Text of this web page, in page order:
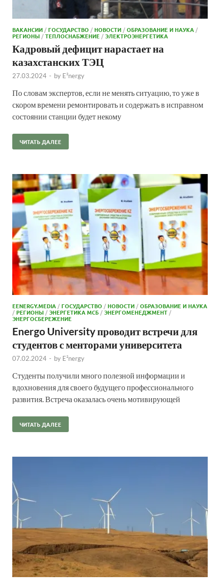
ВАКАНСИИ /ГОСУДАРСТВО /НОВОСТИ /ОБРАЗОВАНИЕ И НАУКА /
РЕГИОНЫ /ТЕПЛОСНАБЖЕНИЕ /ЭЛЕКТРОЭНЕРГЕТИКА
Кадровый дефицит нарастает на
казахстанских ТЭЦ
27.03.2024 - by E²nergy
По словам экспертов, если не менять ситуацию, то уже в
скором времени ремонтировать и содержать в исправном
состоянии станции будет некому
ЧИТАТЬ ДАЛЕЕ
EENERGY.MEDIA /ГОСУДАРСТВО /НОВОСТИ /ОБРАЗОВАНИЕ И НАУКА
/РЕГИОНЫ /ЭНЕРГЕТИКА МСБ /ЭНЕРГОМЕНЕДЖМЕНТ /
ЭНЕРГОСБЕРЕЖЕНИЕ
Energo University проводит встречи для
студентов с менторами университета
07.02.2024 - by E²nergy
Студенты получили много полезной информации и
вдохновения для своего будущего профессионального
развития. Встреча оказалась очень мотивирующей
ЧИТАТЬ ДАЛЕЕ